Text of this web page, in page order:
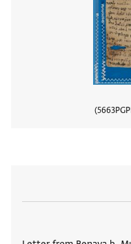
5663